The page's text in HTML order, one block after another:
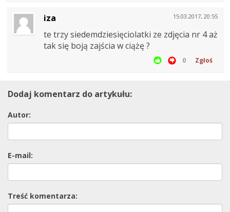
15.03.2017, 20:55
iza
te trzy siedemdziesięciolatki ze zdjęcia nr 4 aż
tak się boją zajścia w ciążę ?
0 Zgłoś
Dodaj komentarz do artykułu:
Autor:
E-mail:
Treść komentarza: